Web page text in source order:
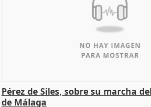
Pérez de Siles, sobre su marcha
de Málaga